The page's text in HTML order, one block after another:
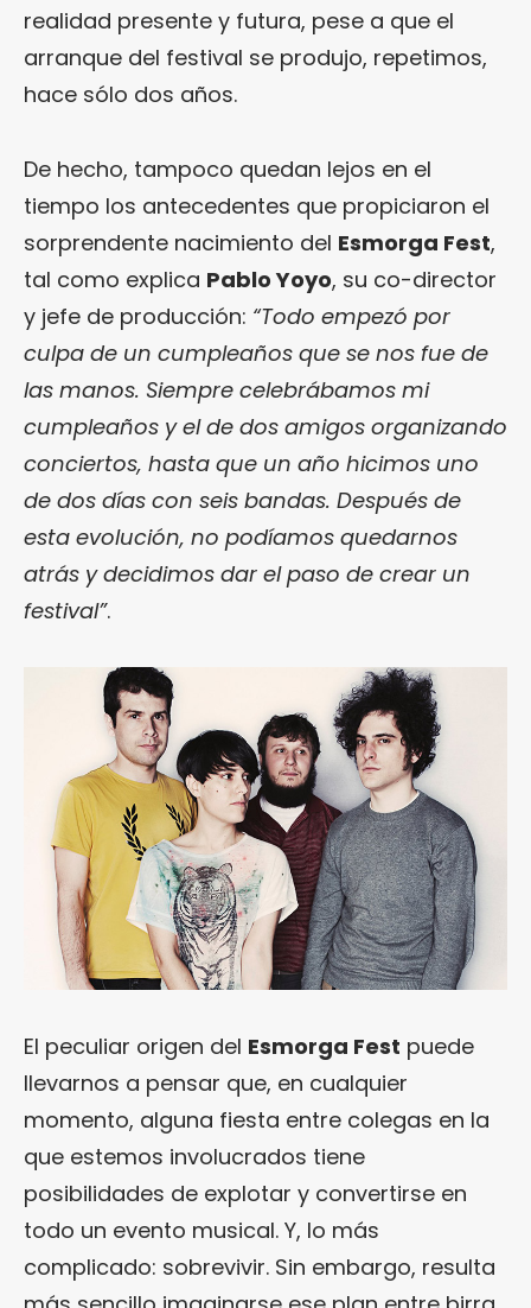
realidad presente y futura, pese a que el
arranque del festival se produjo, repetimos,
hace sólo dos años.
De hecho, tampoco quedan lejos en el
tiempo los antecedentes que propiciaron el
sorprendente nacimiento del Esmorga Fest,
tal como explica Pablo Yoyo, su co-director
y jefe de producción: “Todo empezó por
culpa de un cumpleaños que se nos fue de
las manos. Siempre celebrábamos mi
cumpleaños y el de dos amigos organizando
conciertos, hasta que un año hicimos uno
de dos días con seis bandas. Después de
esta evolución, no podíamos quedarnos
atrás y decidimos dar el paso de crear un
festival”.
El peculiar origen del Esmorga Fest puede
llevarnos a pensar que, en cualquier
momento, alguna fiesta entre colegas en la
que estemos involucrados tiene
posibilidades de explotar y convertirse en
todo un evento musical. Y, lo más
complicado: sobrevivir. Sin embargo, resulta